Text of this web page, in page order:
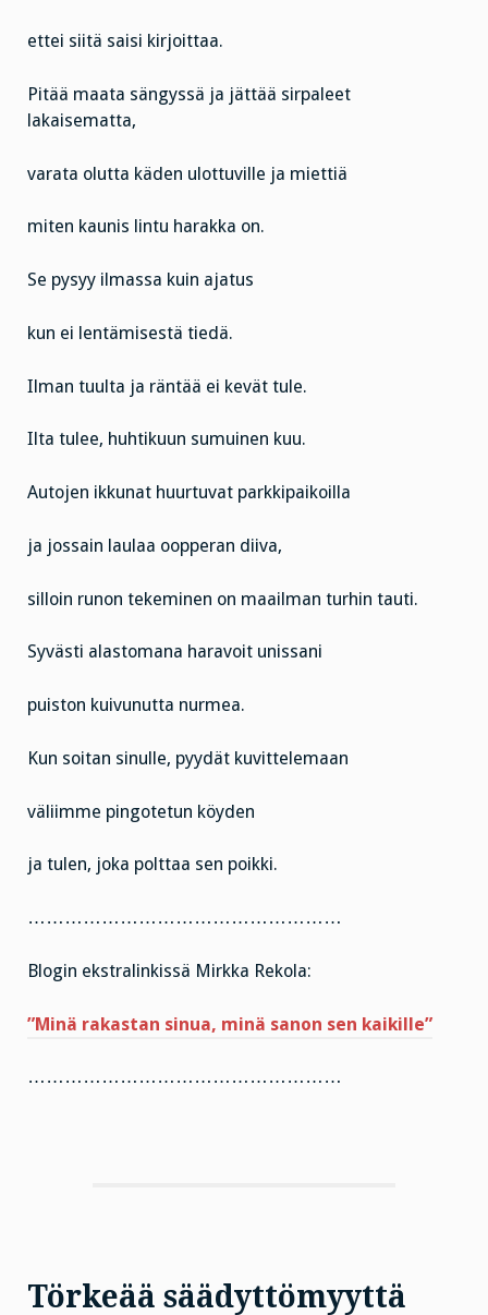
ettei siitä saisi kirjoittaa.
Pitää maata sängyssä ja jättää sirpaleet
lakaisematta,
varata olutta käden ulottuville ja miettiä
miten kaunis lintu harakka on.
Se pysyy ilmassa kuin ajatus
kun ei lentämisestä tiedä.
Ilman tuulta ja räntää ei kevät tule.
Ilta tulee, huhtikuun sumuinen kuu.
Autojen ikkunat huurtuvat parkkipaikoilla
ja jossain laulaa oopperan diiva,
silloin runon tekeminen on maailman turhin tauti.
Syvästi alastomana haravoit unissani
puiston kuivunutta nurmea.
Kun soitan sinulle, pyydät kuvittelemaan
väliimme pingotetun köyden
ja tulen, joka polttaa sen poikki.
……………………………………………
Blogin ekstralinkissä Mirkka Rekola:
”Minä rakastan sinua, minä sanon sen kaikille”
……………………………………………
Törkeää säädyttömyyttä